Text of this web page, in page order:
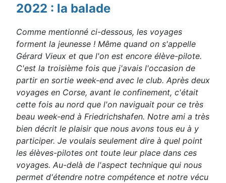
2022 : la balade
Comme mentionné ci-dessous, les voyages
forment la jeunesse ! Même quand on s'appelle
Gérard Vieux et que l'on est encore élève-pilote.
C'est la troisième fois que j'avais l'occasion de
partir en sortie week-end avec le club. Après deux
voyages en Corse, avant le confinement, c'était
cette fois au nord que l'on naviguait pour ce très
beau week-end à Friedrichshafen. Notre ami a très
bien décrit le plaisir que nous avons tous eu à y
participer. Je voulais seulement dire à quel point
les élèves-pilotes ont toute leur place dans ces
voyages. Au-delà de l'aspect technique qui nous
permet d'étendre notre compétence et notre vécu